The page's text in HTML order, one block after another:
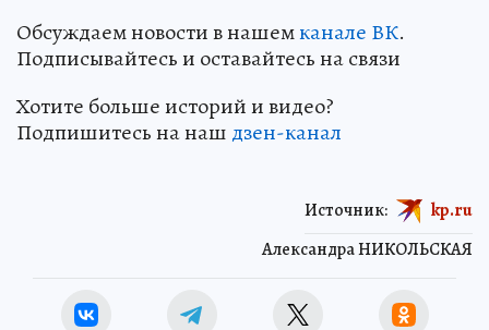
Обсуждаем новости в нашемканале ВК.
Подписывайтесь и оставайтесь на связи
Хотите больше историй и видео?
Подпишитесь на наш дзен-канал
Александра НИКОЛЬСКАЯ
Источник: kp.ru